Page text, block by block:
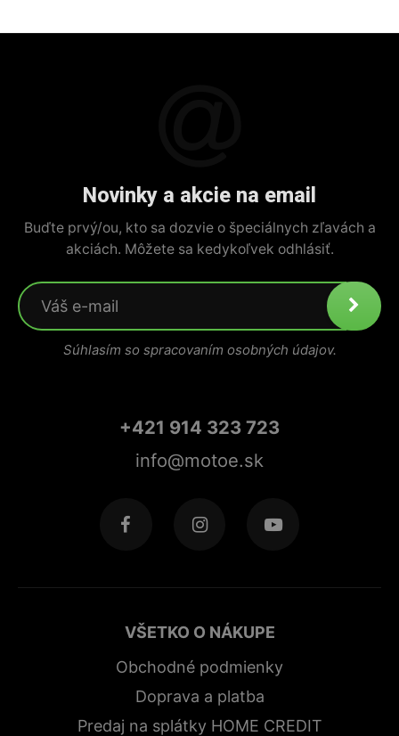
Novinky a akcie na email
Buďte prvý/ou, kto sa dozvie o špeciálnych zľavách a
akciách. Môžete sa kedykoľvek odhlásiť.
Súhlasím so spracovaním osobných údajov.
+421 914 323 723
info@motoe.sk
VŠETKO O NÁKUPE
Obchodné podmienky
Doprava a platba
Predaj na splátky HOME CREDIT